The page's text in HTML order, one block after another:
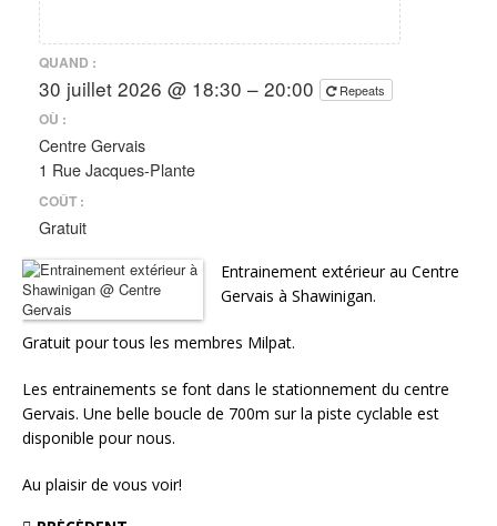
QUAND :
30 juillet 2026 @ 18:30 – 20:00 Repeats
OÙ :
Centre Gervais
1 Rue Jacques-Plante
COÛT :
Gratuit
Entrainement extérieur au Centre
Gervais à Shawinigan.
Gratuit pour tous les membres Milpat.
Les entrainements se font dans le stationnement du centre
Gervais. Une belle boucle de 700m sur la piste cyclable est
disponible pour nous.
Au plaisir de vous voir!